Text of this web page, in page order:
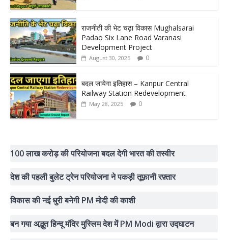
राजनीती की भेट चढ़ा विकास Mughalsarai
Padao Six Lane Road Varanasi
Development Project
August 30, 2025 0
बदल जायेगा इतिहास – Kanpur Central
Railway Station Redevelopment
May 28, 2025 0
100 लाख करोड़ की परियोजना बदल देगी भारत की तस्वीर
देश की पहली बुलेट ट्रेन परियोजना ने पकड़ी तूफ़ानी रफ़्तार
विकास की नई धुरी बनेगी PM मोदी की काशी
बन गया अद्भुत हिन्दू मंदिर मुस्लिम देश में PM Modi द्वारा उद्घाटन